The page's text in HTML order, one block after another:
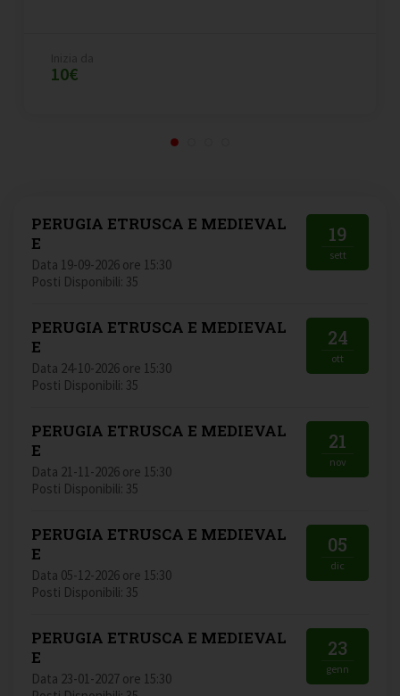
10€
PERUGIA ETRUSCA E MEDIEVAL
E
Data 19-09-2026 ore 15:30
Posti Disponibili: 35
19
sett
PERUGIA ETRUSCA E MEDIEVAL
E
Data 24-10-2026 ore 15:30
Posti Disponibili: 35
24
ott
PERUGIA ETRUSCA E MEDIEVAL
E
Data 21-11-2026 ore 15:30
Posti Disponibili: 35
21
nov
PERUGIA ETRUSCA E MEDIEVAL
E
Data 05-12-2026 ore 15:30
Posti Disponibili: 35
05
dic
PERUGIA ETRUSCA E MEDIEVAL
E
Data 23-01-2027 ore 15:30
23
genn